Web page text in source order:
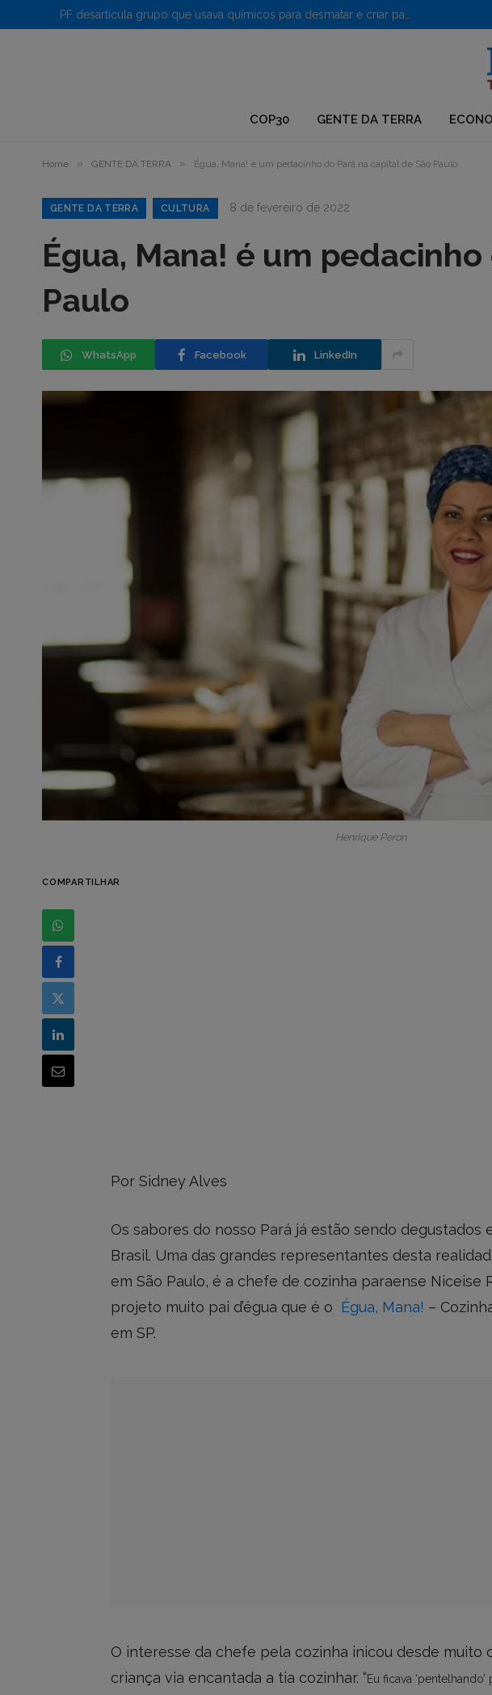
COP30 GENTE DA TERRA
Home » GENTE DA TERRA » Égua, Mana! é um pedacinho do Pará na capital de São Paulo
GENTE DA TERRA CULTURA 8 de fevereiro de 2022
Égua, Mana! é um
Paulo
WhatsApp Facebook LinkedIn
Henrique Peron
COMPARTILHAR
Por Sidney Alves
Os sabores do nosso Pará já estão sendo degustados
Brasil. Uma das grandes representantes desta
em São Paulo, é a chefe de cozinha paraense Niceise
projeto muito pai d’égua que é o Égua, Mana! –
em SP.
O interesse da chefe pela cozinha inicou desde muito
criança via encantada a tia cozinhar. “Eu ficava